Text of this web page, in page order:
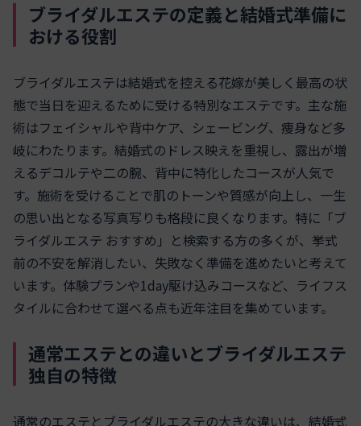
ブライダルエステの定義と結婚式準備に
おける役割
ブライダルエステは結婚式を控える花嫁が美しく最高の状
態で当日を迎えるために受ける特別なエステです。主な施
術はフェイシャルや背中ケア、シェービング、痩身など多
岐にわたります。結婚式のドレス映えを重視し、露出が増
えるデコルテや二の腕、背中に特化したコースが人気で
す。施術を受けることで肌のトーンや質感が向上し、一生
の思い出となる写真写りも格段に良くなります。特に「ブ
ライダルエステ おすすめ」と検索する方の多くが、挙式
前の不安を解消したい、失敗なく準備を進めたいと考えて
います。体験プランや1day駆け込みコースなど、ライフス
タイルに合わせて選べる点も近年注目を集めています。
通常エステとの違いとブライダルエステ
独自の特徴
通常のエステとブライダルエステの大きな違いは、結婚式